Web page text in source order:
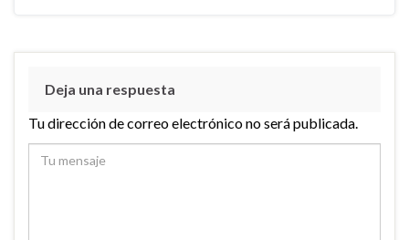
Deja una respuesta
Tu dirección de correo electrónico no será publicada.